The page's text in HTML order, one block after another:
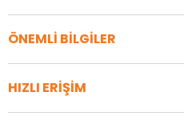
ÖNEMLİ BİLGİLER
HIZLI ERİŞİM